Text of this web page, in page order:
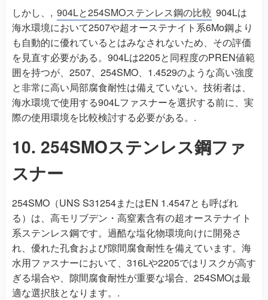
しかし、, 904Lと254SMOステンレス鋼の比較 904Lは
海水環境において2507や超オーステナイト系6Mo鋼より
も自動的に優れているとはみなされないため、その評価
を見直す必要がある。904Lは2205と同程度のPREN値範
囲を持つが、2507、254SMO、1.4529のような高い強度
と非常に高い局部腐食耐性は備えていない。技術者は、
海水環境で使用する904Lファスナーを選択する前に、実
際の使用環境を比較検討する必要がある。.
10. 254SMOステンレス鋼ファ
スナー
254SMO（UNS S31254またはEN 1.4547とも呼ばれ
る）は、高モリブデン・高窒素含有の超オーステナイト
系ステンレス鋼です。過酷な塩化物環境向けに開発さ
れ、優れた孔食および隙間腐食耐性を備えています。海
水用ファスナーにおいて、316Lや2205ではリスクが高す
ぎる場合や、隙間腐食耐性が重要な場合、254SMOは最
適な選択肢となります。.